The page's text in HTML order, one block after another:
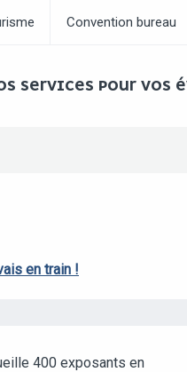
Convention bureau
SERVICES POUR VOS
en train !
400 exposants en